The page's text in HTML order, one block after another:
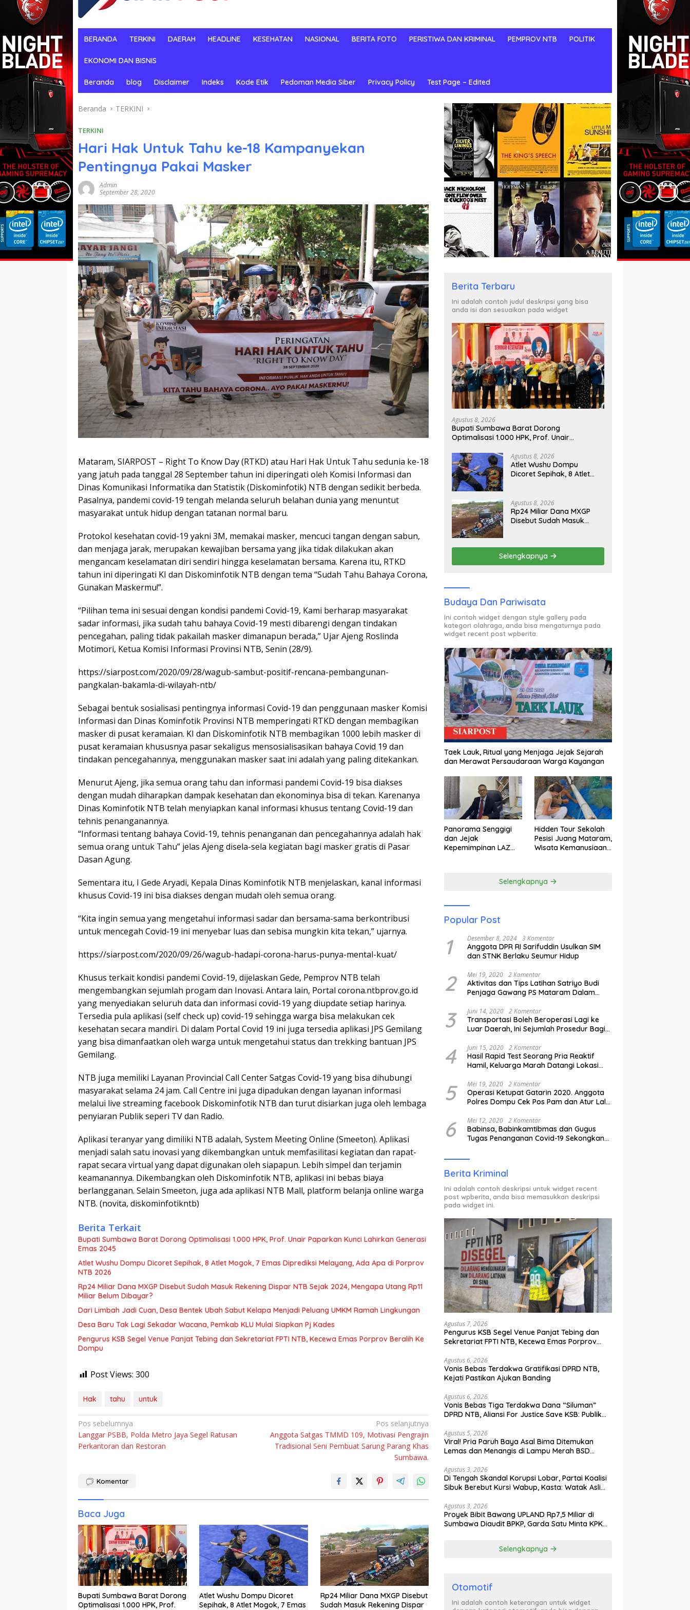
BERANDA TERKINI DAERAH HEADLINE KESEHATAN NASIONAL BERITA FOTO PERISTIWA DAN KRIMINAL PEMPROV NTB POLITIK
EKONOMI DAN BISNIS
Beranda blog Disclaimer Indeks Kode Etik Pedoman Media Siber Privacy Policy Test Page – Edited
Beranda TERKINI
TERKINI
Hari Hak Untuk Tahu ke-18 Kampanyekan
Pentingnya Pakai Masker
Admin
September 28, 2020
Mataram, SIARPOST – Right To Know Day (RTKD) atau Hari Hak Untuk Tahu sedunia ke-18
yang jatuh pada tanggal 28 September tahun ini diperingati oleh Komisi Informasi dan
Dinas Komunikasi Informatika dan Statistik (Diskominfotik) NTB dengan sedikit berbeda.
Pasalnya, pandemi covid-19 tengah melanda seluruh belahan dunia yang menuntut
masyarakat untuk hidup dengan tatanan normal baru.
Protokol kesehatan covid-19 yakni 3M, memakai masker, mencuci tangan dengan sabun,
dan menjaga jarak, merupakan kewajiban bersama yang jika tidak dilakukan akan
mengancam keselamatan diri sendiri hingga keselamatan bersama. Karena itu, RTKD
tahun ini diperingati KI dan Diskominfotik NTB dengan tema “Sudah Tahu Bahaya Corona,
Gunakan Maskermu!”.
“Pilihan tema ini sesuai dengan kondisi pandemi Covid-19, Kami berharap masyarakat
sadar informasi, jika sudah tahu bahaya Covid-19 mesti dibarengi dengan tindakan
pencegahan, paling tidak pakailah masker dimanapun berada,” Ujar Ajeng Roslinda
Motimori, Ketua Komisi Informasi Provinsi NTB, Senin (28/9).
https://siarpost.com/2020/09/28/wagub-sambut-positif-rencana-pembangunan-
pangkalan-bakamla-di-wilayah-ntb/
Sebagai bentuk sosialisasi pentingnya informasi Covid-19 dan penggunaan masker Komisi
Informasi dan Dinas Kominfotik Provinsi NTB memperingati RTKD dengan membagikan
masker di pusat keramaian. KI dan Diskominfotik NTB membagikan 1000 lebih masker di
pusat keramaian khususnya pasar sekaligus mensosialisasikan bahaya Covid 19 dan
tindakan pencegahannya, menggunakan masker saat ini adalah yang paling ditekankan.
Menurut Ajeng, jika semua orang tahu dan informasi pandemi Covid-19 bisa diakses
dengan mudah diharapkan dampak kesehatan dan ekonominya bisa di tekan. Karenanya
Dinas Kominfotik NTB telah menyiapkan kanal informasi khusus tentang Covid-19 dan
tehnis penanganannya.
“Informasi tentang bahaya Covid-19, tehnis penanganan dan pencegahannya adalah hak
semua orang untuk Tahu” jelas Ajeng disela-sela kegiatan bagi masker gratis di Pasar
Dasan Agung.
Sementara itu, I Gede Aryadi, Kepala Dinas Kominfotik NTB menjelaskan, kanal informasi
khusus Covid-19 ini bisa diakses dengan mudah oleh semua orang.
“Kita ingin semua yang mengetahui informasi sadar dan bersama-sama berkontribusi
untuk mencegah Covid-19 ini menyebar luas dan sebisa mungkin kita tekan,” ujarnya.
https://siarpost.com/2020/09/26/wagub-hadapi-corona-harus-punya-mental-kuat/
Khusus terkait kondisi pandemi Covid-19, dijelaskan Gede, Pemprov NTB telah
mengembangkan sejumlah progam dan Inovasi. Antara lain, Portal corona.ntbprov.go.id
yang menyediakan seluruh data dan informasi covid-19 yang diupdate setiap harinya.
Tersedia pula aplikasi (self check up) covid-19 sehingga warga bisa melakukan cek
kesehatan secara mandiri. Di dalam Portal Covid 19 ini juga tersedia aplikasi JPS Gemilang
yang bisa dimanfaatkan oleh warga untuk mengetahui status dan trekking bantuan JPS
Gemilang.
NTB juga memiliki Layanan Provincial Call Center Satgas Covid-19 yang bisa dihubungi
masyarakat selama 24 jam. Call Centre ini juga dipadukan dengan layanan informasi
melalui live streaming facebook Diskominfotik NTB dan turut disiarkan juga oleh lembaga
penyiaran Publik seperi TV dan Radio.
Aplikasi teranyar yang dimiliki NTB adalah, System Meeting Online (Smeeton). Aplikasi
menjadi salah satu inovasi yang dikembangkan untuk memfasilitasi kegiatan dan rapat-
rapat secara virtual yang dapat digunakan oleh siapapun. Lebih simpel dan terjamin
keamanannya. Dikembangkan oleh Diskominfotik NTB, aplikasi ini bebas biaya
berlangganan. Selain Smeeton, juga ada aplikasi NTB Mall, platform belanja online warga
NTB. (novita, diskominfotikntb)
Berita Terkait
Bupati Sumbawa Barat Dorong Optimalisasi 1.000 HPK, Prof. Unair Paparkan Kunci Lahirkan Generasi
Emas 2045
Atlet Wushu Dompu Dicoret Sepihak, 8 Atlet Mogok, 7 Emas Diprediksi Melayang, Ada Apa di Porprov
NTB 2026
Rp24 Miliar Dana MXGP Disebut Sudah Masuk Rekening Dispar NTB Sejak 2024, Mengapa Utang Rp11
Miliar Belum Dibayar?
Dari Limbah Jadi Cuan, Desa Bentek Ubah Sabut Kelapa Menjadi Peluang UMKM Ramah Lingkungan
Desa Baru Tak Lagi Sekadar Wacana, Pemkab KLU Mulai Siapkan Pj Kades
Pengurus KSB Segel Venue Panjat Tebing dan Sekretariat FPTI NTB, Kecewa Emas Porprov Beralih Ke
Dompu
Post Views: 300
Hak tahu untuk
Navigasi
pos
Pos sebelumnya
Langgar PSBB, Polda Metro Jaya Segel Ratusan
Perkantoran dan Restoran
Pos selanjutnya
Anggota Satgas TMMD 109, Motivasi Pengrajin
Tradisional Seni Pembuat Sarung Parang Khas
Sumbawa.
Komentar
Baca Juga
Bupati Sumbawa Barat Dorong
Optimalisasi 1.000 HPK, Prof.
Atlet Wushu Dompu Dicoret
Sepihak, 8 Atlet Mogok, 7 Emas
Rp24 Miliar Dana MXGP Disebut
Sudah Masuk Rekening Dispar
Berita Terbaru
Ini adalah contoh judul deskripsi yang bisa
anda isi dan sesuaikan pada widget
Agustus 8, 2026
Bupati Sumbawa Barat Dorong
Optimalisasi 1.000 HPK, Prof. Unair
2045
Agustus 8, 2026
Atlet Wushu Dompu
Dicoret Sepihak, 8 Atlet
Porprov NTB 2026
Agustus 8, 2026
Rp24 Miliar Dana MXGP
Disebut Sudah Masuk
Utang Rp11 Miliar Belum
Dibayar?
Selengkapnya
Budaya Dan Pariwisata
Ini contoh widget dengan style gallery pada
kategori olahraga, anda bisa mengaturnya pada
widget recent post wpberita.
Taek Lauk, Ritual yang Menjaga Jejak Sejarah
dan Merawat Persaudaraan Warga Kayangan
Panorama Senggigi
dan Jejak
Kepemimpinan LAZ
Hidden Tour Sekolah
Pesisi Juang Mataram,
Wisata Kemanusiaan
Selengkapnya
Popular Post
1 Desember 8, 2024 3 Komentar
Anggota DPR RI Sarifuddin Usulkan SIM
dan STNK Berlaku Seumur Hidup
2 Mei 19, 2020 2 Komentar
Aktivitas dan Tips Latihan Satriyo Budi
Penjaga Gawang PS Mataram Dalam
3 Juni 14, 2020 2 Komentar
Transportasi Boleh Beroperasi Lagi ke
Luar Daerah, Ini Sejumlah Prosedur Bagi
4 Juni 15, 2020 2 Komentar
Hasil Rapid Test Seorang Pria Reaktif
Hamil, Keluarga Marah Datangi Lokasi
5 Mei 19, 2020 2 Komentar
Operasi Ketupat Gatarin 2020. Anggota
Polres Dompu Cek Pos Pam dan Atur Lalu
6 Mei 12, 2020 2 Komentar
Babinsa, Babinkamtibmas dan Gugus
Tugas Penanganan Covid-19 Sekongkang
ODP.
Berita Kriminal
Ini adalah contoh deskripsi untuk widget recent
post wpberita, anda bisa memasukkan deskripsi
pada widget ini.
Agustus 7, 2026
Pengurus KSB Segel Venue Panjat Tebing dan
Sekretariat FPTI NTB, Kecewa Emas Porprov
Agustus 6, 2026
Vonis Bebas Terdakwa Gratifikasi DPRD NTB,
Kejati Pastikan Ajukan Banding
Agustus 6, 2026
Vonis Bebas Tiga Terdakwa Dana “Siluman”
DPRD NTB, Aliansi For Justice Save KSB: Publik
Agustus 5, 2026
Viral! Pria Paruh Baya Asal Bima Ditemukan
Lemas dan Menangis di Lampu Merah BSD
Agustus 3, 2026
Di Tengah Skandal Korupsi Lobar, Partai Koalisi
Sibuk Berebut Kursi Wabup, Kasta: Watak Asli
Agustus 3, 2026
Proyek Bibit Bawang UPLAND Rp7,5 Miliar di
Sumbawa Diaudit BPKP, Garda Satu Minta KPK
Selengkapnya
Otomotif
Ini adalah contoh keterangan untuk widget